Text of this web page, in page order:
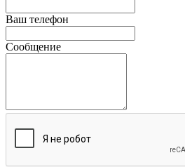
Ваш телефон
Сообщение